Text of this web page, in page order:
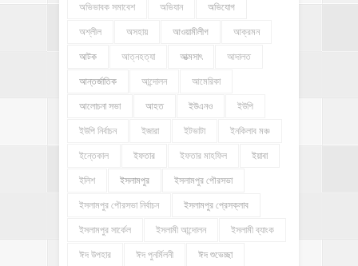
অভিভাবক সমাবেশ অভিযান অভিযোগ
অশ্লীল অসহায় আওয়ামীলীগ আক্রমন
আটক আত্নহত্যা আত্মসাৎ আদালত
আন্তর্জাতিক আন্দোলন আমেরিকা
আলোচনা সভা আহত ইউএনও ইউপি
ইউপি নির্বাচন ইজারা ইটভাটা ইনকিলাব মঞ্চ
ইন্তেকাল ইফতার ইফতার মাহফিল ইয়াবা
ইলিশ ইসলামপুর ইসলামপুর পৌরসভা
ইসলামপুর পৌরসভা নির্বাচন ইসলামপুর প্রেসক্লাব
ইসলামপুর সার্কেল ইসলামী আন্দোলন ইসলামী ব্যাংক
ঈদ উপহার ঈদ পুনর্মিলনী ঈদ শুভেচ্ছা